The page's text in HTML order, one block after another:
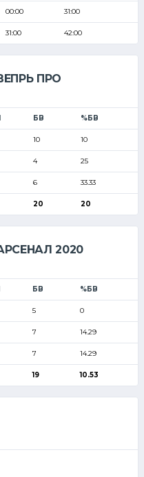
00:00 31:00
31:00 42:00
ПРО
БВ %БВ
10 10
4 25
6 33.33
20 20
2020
БВ %БВ
5 0
7 14.29
7 14.29
19 10.53